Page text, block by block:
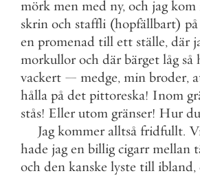
mörk men med ny, och jag kom
skrin och staffli (hopfällbart) på
en promenad till ett ställe, där
morkullor och där bärget låg så
vackert — medge, min broder,
hålla på det pittoreska! Inom
stås! Eller utom gränser! Hur du
Jag kommer alltså fridfullt.
hade jag en billig cigarr mellan
och den kanske lyste till ibland,